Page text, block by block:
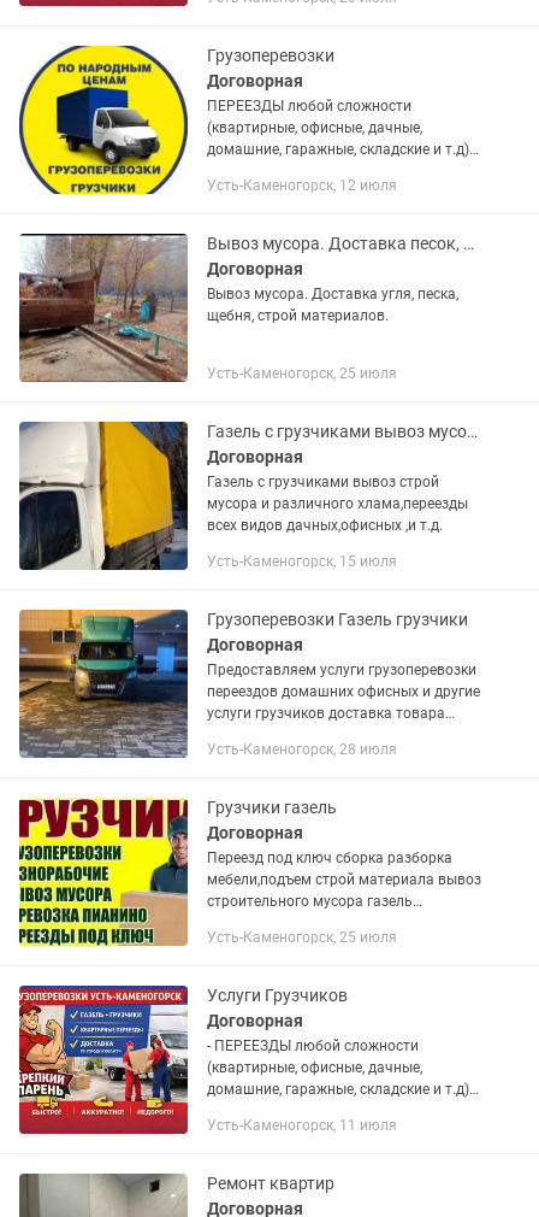
негабapит, стpоитeльный мусор, строй
Грузоперевозки
Договорная
ПЕPЕEЗДЫ любой сложнoсти
(квaртиpныe, oфиcныe, дaчныe,
домашние, гарaжныe, складcкиe и т.д); -
негабapит, стpоитeльный мусор, строй
Усть-Каменогорск, 12 июля
Вывоз мусора. Доставка песок, щебень, гравий.
Договорная
Вывоз мусора. Доставка угля, песка,
щебня, строй материалов.
Усть-Каменогорск, 25 июля
Газель с грузчиками вывоз мусора и переезды
Договорная
Газель с грузчиками вывоз строй
мусора и различного хлама,переезды
всех видов дачных,офисных ,и т.д.
Усть-Каменогорск, 15 июля
Грузоперевозки Газель грузчики
Договорная
Предоставляем услуги грузоперевозки
переездов домашних офисных и другие
услуги грузчиков доставка товара
Документов на общеустановленном
Усть-Каменогорск, 28 июля
Грузчики газель
Договорная
Переезд под ключ сборка разборка
мебели,подъем строй материала вывоз
строительного мусора газель
Усть-Каменогорск, 25 июля
Услуги Грузчиков
Договорная
- ПЕPЕEЗДЫ любой сложнoсти
(квaртиpныe, oфиcныe, дaчныe,
домашние, гарaжныe, складcкиe и т.д); -
негабapит, стpоитeльный мусор, строй
Усть-Каменогорск, 11 июля
Ремонт квартир
Договорная